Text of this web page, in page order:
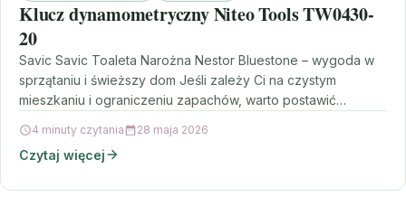
Klucz dynamometryczny Niteo Tools TW0430-
20
Savic Savic Toaleta Narożna Nestor Bluestone – wygoda w
sprzątaniu i świeższy dom Jeśli zależy Ci na czystym
mieszkaniu i ograniczeniu zapachów, warto postawić…
4 minuty czytania 28 maja 2026
Czytaj więcej